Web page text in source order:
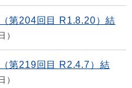
第204回目 R1.8.20）結
第219回目 R2.4.7）結